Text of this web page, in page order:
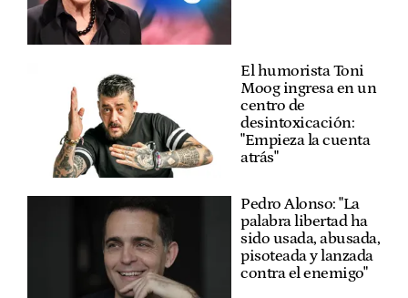
El humorista Toni
Moog ingresa en un
centro de
desintoxicación:
"Empieza la cuenta
atrás"
Pedro Alonso: "La
palabra libertad ha
sido usada, abusada,
pisoteada y lanzada
contra el enemigo"